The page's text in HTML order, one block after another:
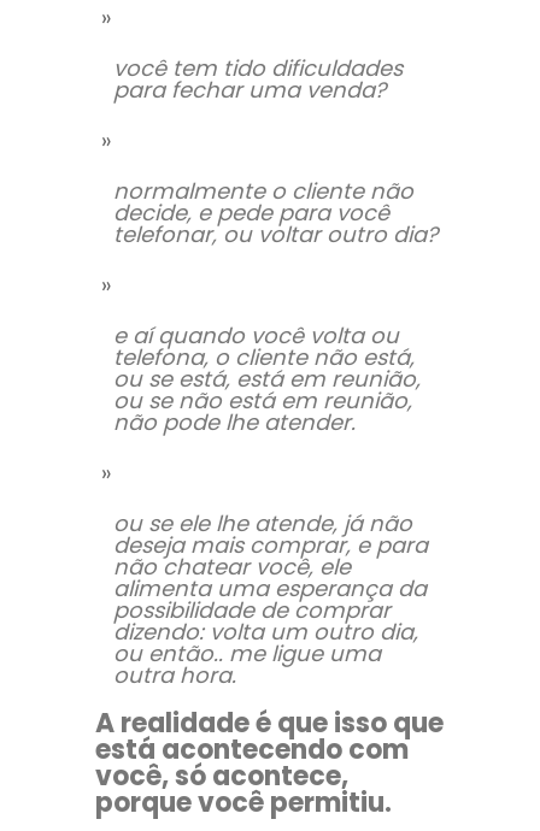
você tem tido dificuldades
para fechar uma venda?
normalmente o cliente não
decide, e pede para você
telefonar, ou voltar outro dia?
e aí quando você volta ou
telefona, o cliente não está,
ou se está, está em reunião,
ou se não está em reunião,
não pode lhe atender.
ou se ele lhe atende, já não
deseja mais comprar, e para
não chatear você, ele
alimenta uma esperança da
possibilidade de comprar
dizendo: volta um outro dia,
ou então.. me ligue uma
outra hora.
A realidade é que isso que
está acontecendo com
você, só acontece,
porque você permitiu.